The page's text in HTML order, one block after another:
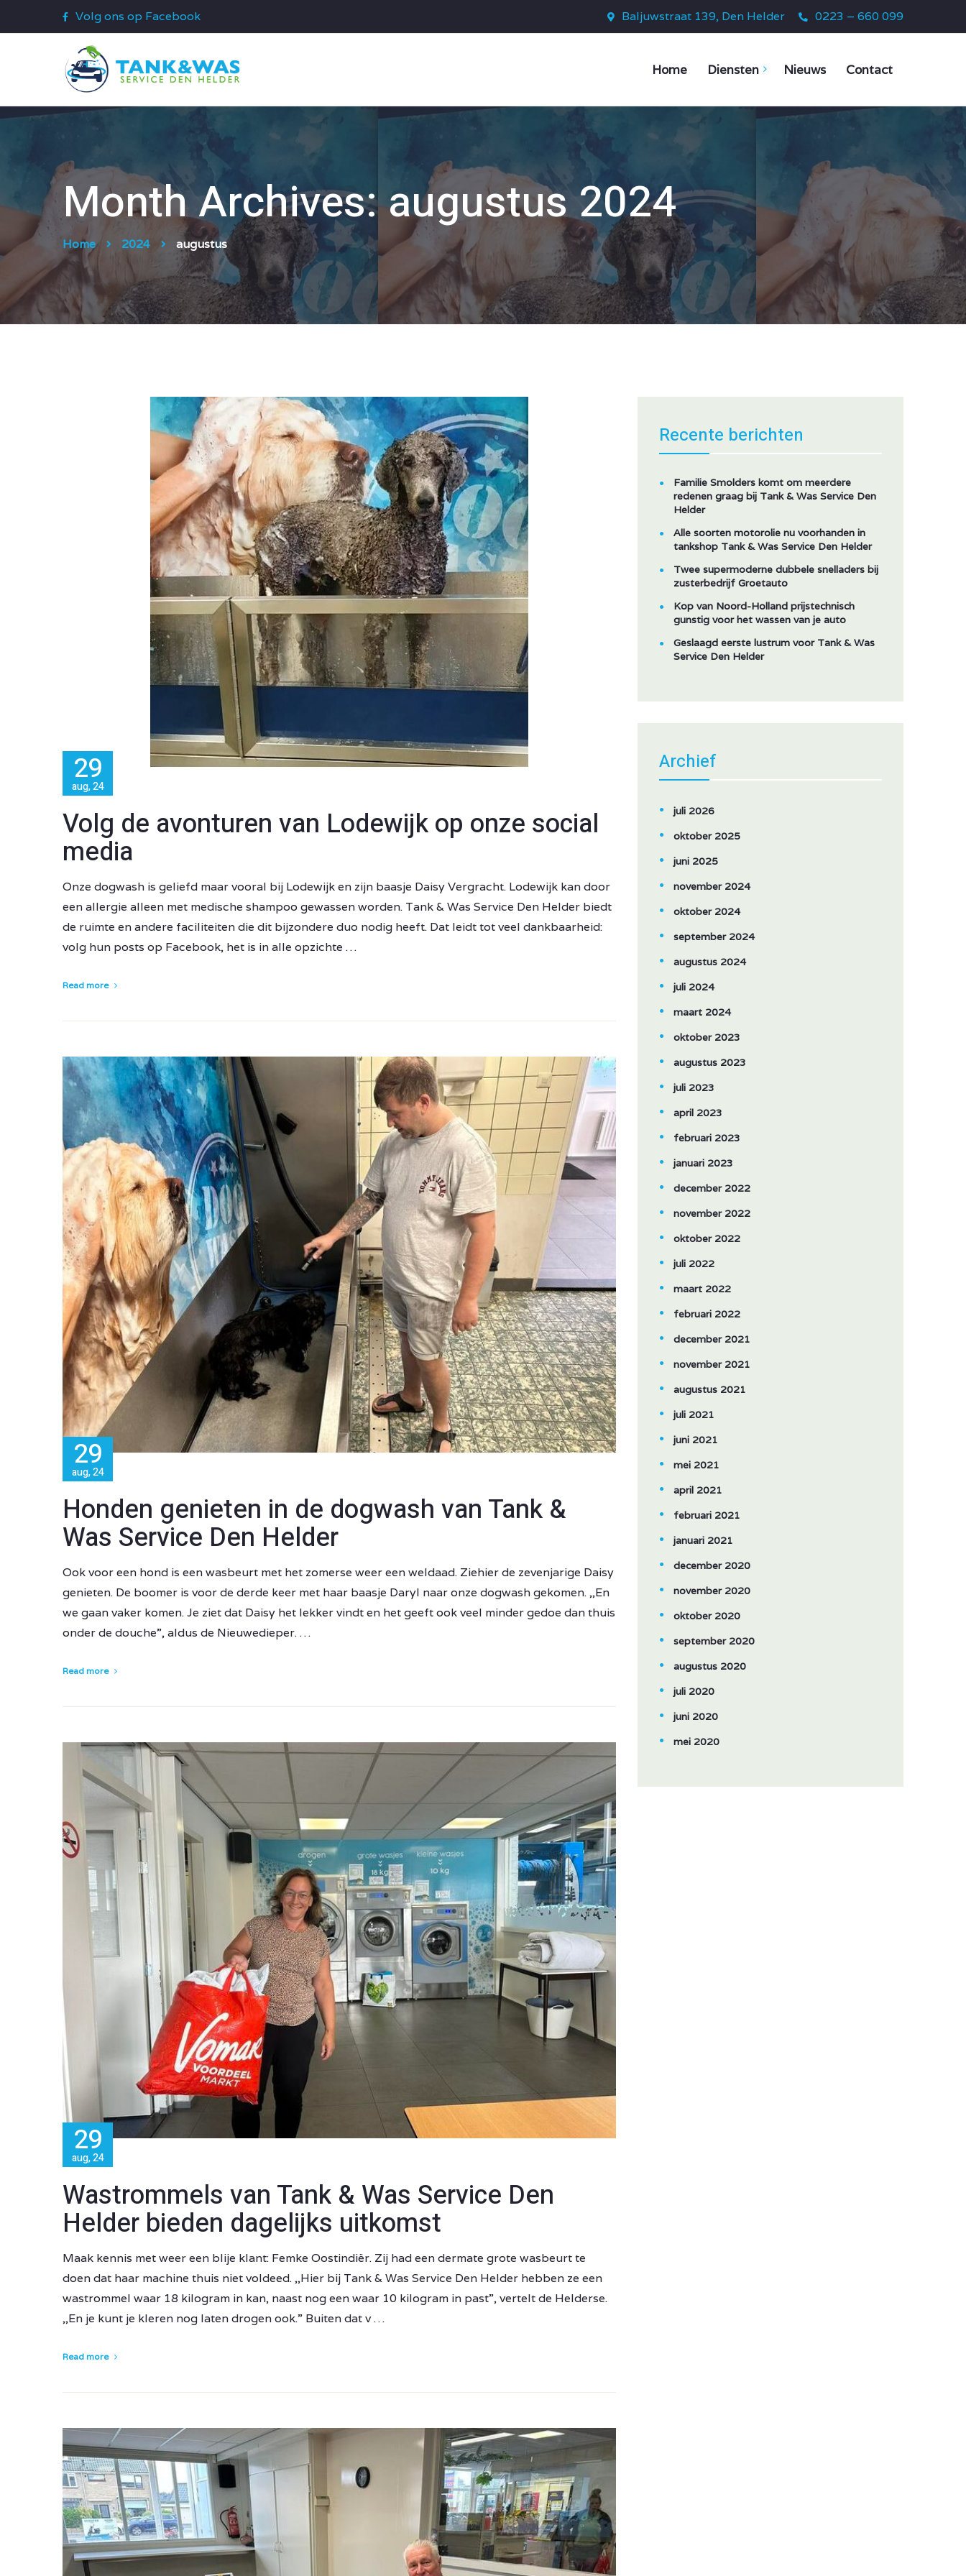
Volg ons op Facebook Baljuwstraat 139, Den Helder 0223 – 660 099
Home Diensten Nieuws Contact
Month Archives: augustus 2024
Home 2024 augustus
29
aug, 24
Volg de avonturen van Lodewijk op onze social
media
Onze dogwash is geliefd maar vooral bij Lodewijk en zijn baasje Daisy Vergracht. Lodewijk kan door
een allergie alleen met medische shampoo gewassen worden. Tank & Was Service Den Helder biedt
de ruimte en andere faciliteiten die dit bijzondere duo nodig heeft. Dat leidt tot veel dankbaarheid:
volg hun posts op Facebook, het is in alle opzichte …
Read more
29
aug, 24
Honden genieten in de dogwash van Tank &
Was Service Den Helder
Ook voor een hond is een wasbeurt met het zomerse weer een weldaad. Ziehier de zevenjarige Daisy
genieten. De boomer is voor de derde keer met haar baasje Daryl naar onze dogwash gekomen. ,,En
we gaan vaker komen. Je ziet dat Daisy het lekker vindt en het geeft ook veel minder gedoe dan thuis
onder de douche”, aldus de Nieuwedieper. …
Read more
29
aug, 24
Wastrommels van Tank & Was Service Den
Helder bieden dagelijks uitkomst
Maak kennis met weer een blije klant: Femke Oostindiër. Zij had een dermate grote wasbeurt te
doen dat haar machine thuis niet voldeed. ,,Hier bij Tank & Was Service Den Helder hebben ze een
wastrommel waar 18 kilogram in kan, naast nog een waar 10 kilogram in past”, vertelt de Helderse.
,,En je kunt je kleren nog laten drogen ook.” Buiten dat v …
Read more
Recente berichten
Familie Smolders komt om meerdere
redenen graag bij Tank & Was Service Den
Helder
Alle soorten motorolie nu voorhanden in
tankshop Tank & Was Service Den Helder
Twee supermoderne dubbele snelladers bij
zusterbedrijf Groetauto
Kop van Noord-Holland prijstechnisch
gunstig voor het wassen van je auto
Geslaagd eerste lustrum voor Tank & Was
Service Den Helder
Archief
juli 2026
oktober 2025
juni 2025
november 2024
oktober 2024
september 2024
augustus 2024
juli 2024
maart 2024
oktober 2023
augustus 2023
juli 2023
april 2023
februari 2023
januari 2023
december 2022
november 2022
oktober 2022
juli 2022
maart 2022
februari 2022
december 2021
november 2021
augustus 2021
juli 2021
juni 2021
mei 2021
april 2021
februari 2021
januari 2021
december 2020
november 2020
oktober 2020
september 2020
augustus 2020
juli 2020
juni 2020
mei 2020